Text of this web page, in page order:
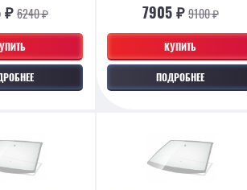
₽6240 ₽
КУПИТЬ
ПОДРОБНЕЕ
7905 ₽9100 ₽